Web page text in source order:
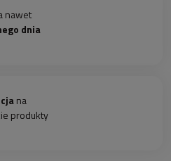
nawet
dnia
na
produkty